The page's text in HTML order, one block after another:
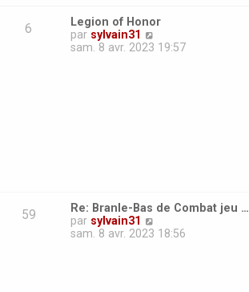
6
Legion of Honor
par sylvain31
o
m
e
s
sam. 8 avr. 2023 19:57
59
Re: Branle-Bas de Combat jeu …
par sylvain31
o
sam. 8 avr. 2023 18:56